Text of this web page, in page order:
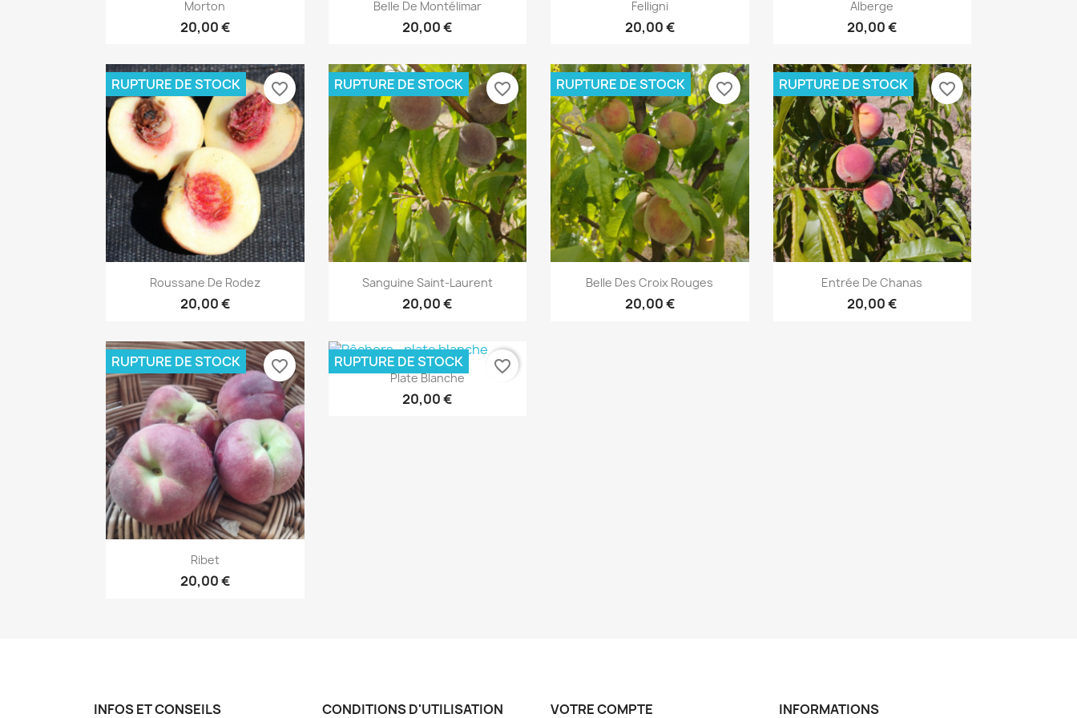
Morton
20,00 €
Belle De Montélimar
20,00 €
Felligni
20,00 €
Alberge
20,00 €
Aperçu rapide
Roussane De Rodez
20,00 €
RUPTURE DE STOCK favorite_border
Aperçu rapide
Sanguine Saint-Laurent
20,00 €
RUPTURE DE STOCK favorite_border
 Aperçu rapide
Belle Des Croix Rouges
20,00 €
RUPTURE DE STOCK favorite_border
Aperçu rapide
Entrée De Chanas
20,00 €
RUPTURE DE STOCK favorite_border
Aperçu rapide
Ribet
20,00 €
RUPTURE DE STOCK favorite_border Aperçu rapide
Plate Blanche
20,00 €
RUPTURE DE STOCK favorite_border
INFOS ET CONSEILS CONDITIONS D'UTILISATION VOTRE COMPTE INFORMATIONS